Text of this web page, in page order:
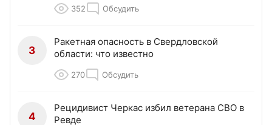
352 Обсудить
3
Ракетная опасность в Свердловской
области: что известно
270 Обсудить
4
Рецидивист Черкас избил ветерана СВО в
Ревде